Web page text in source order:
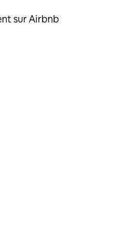
sur Airbnb